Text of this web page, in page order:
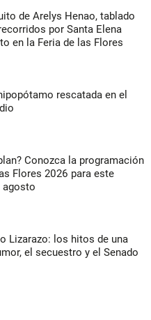
de Arelys Henao, tablado
por Santa Elena
en la Feria de las Flores
rescatada en el
Conozca la programación
Flores 2026 para este
agosto
Lizarazo: los hitos de una
el secuestro y el Senado